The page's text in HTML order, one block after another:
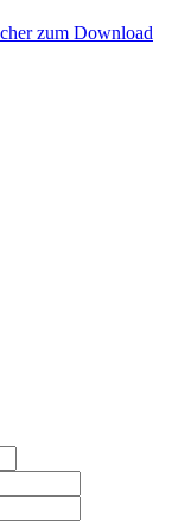
zum Download